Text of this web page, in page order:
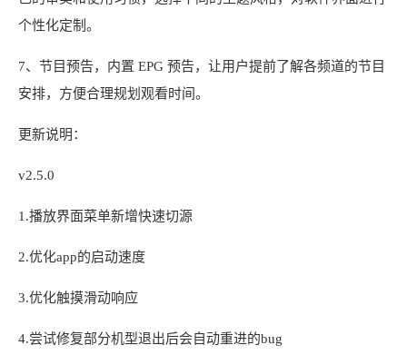
个性化定制。
7、节目预告，内置 EPG 预告，让用户提前了解各频道的节目
安排，方便合理规划观看时间。
更新说明：
v2.5.0
1.播放界面菜单新增快速切源
2.优化app的启动速度
3.优化触摸滑动响应
4.尝试修复部分机型退出后会自动重进的bug